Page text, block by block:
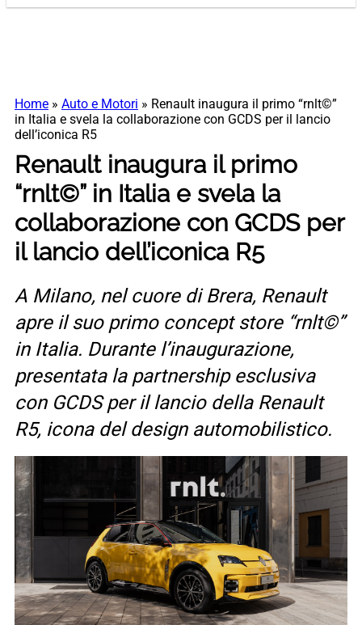
Home » Auto e Motori » Renault inaugura il primo “rnlt©”
in Italia e svela la collaborazione con GCDS per il lancio
dell’iconica R5
Renault inaugura il primo
“rnlt©” in Italia e svela la
collaborazione con GCDS per
il lancio dell’iconica R5
A Milano, nel cuore di Brera, Renault
apre il suo primo concept store “rnlt©”
in Italia. Durante l’inaugurazione,
presentata la partnership esclusiva
con GCDS per il lancio della Renault
R5, icona del design automobilistico.